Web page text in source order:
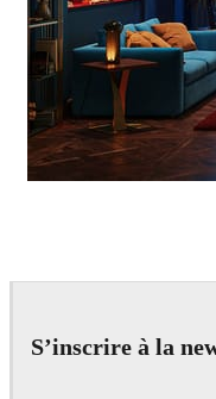
S’inscrire à la